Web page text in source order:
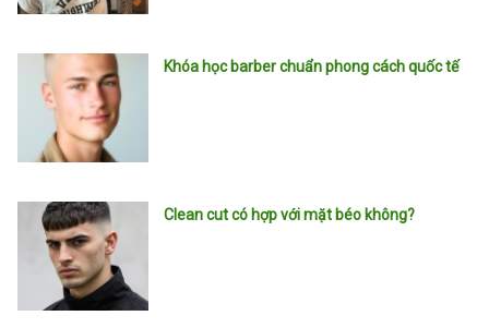
Khóa học barber chuẩn phong cách quốc tế
Clean cut có hợp với mặt béo không?